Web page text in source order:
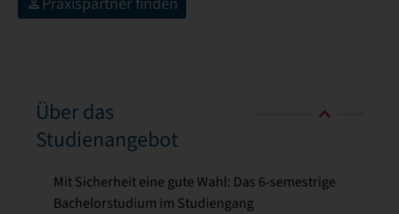
Über das
Studienangebot
Mit Sicherheit eine gute Wahl: Das 6-semestrige
Bachelorstudium im Studiengang